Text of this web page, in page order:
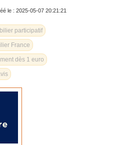
le : 2025-05-07 20:21:21
participatif
France
dès 1 euro